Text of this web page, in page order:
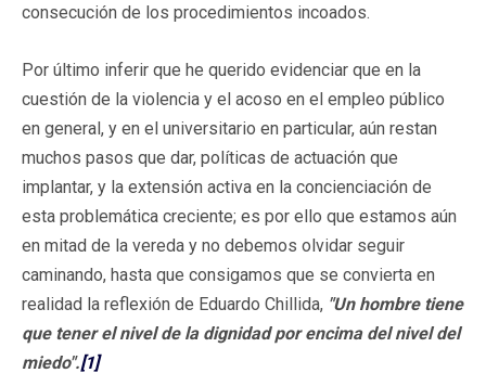
consecución de los procedimientos incoados.
Por último inferir que he querido evidenciar que en la
cuestión de la violencia y el acoso en el empleo público
en general, y en el universitario en particular, aún restan
muchos pasos que dar, políticas de actuación que
implantar, y la extensión activa en la concienciación de
esta problemática creciente; es por ello que estamos aún
en mitad de la vereda y no debemos olvidar seguir
caminando, hasta que consigamos que se convierta en
realidad la reflexión de Eduardo Chillida, "Un hombre tiene
que tener el nivel de la dignidad por encima del nivel del
miedo".[1]